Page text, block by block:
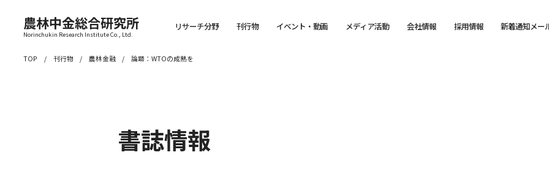
農林中金総合研究所
Norinchukin Research Institute Co., Ltd.
リサーチ分野 刊行物 イベント・動画 メディア活動 会社情報 採用情報 新着通知メー
TOP 刊行物 農林金融 論題：WTOの成熟を
書誌情報